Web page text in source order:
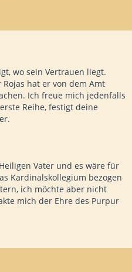
wo sein Vertrauen liegt.
hat er von dem Amt
Ich freue mich jedenfalls
Reihe, festigt deine
Vater und es wäre für
Kardinalskollegium bezogen
ich möchte aber nicht
mich der Ehre des Purpur